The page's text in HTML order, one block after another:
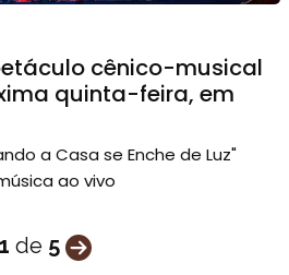
cênico-musical
quinta-feira, em
a Casa se Enche de Luz"
ao vivo
1 de 5